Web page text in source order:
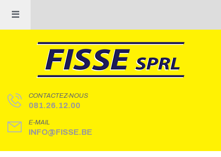
CONTACTEZ-NOUS
081.26.12.00
E-MAIL
INFO@FISSE.BE